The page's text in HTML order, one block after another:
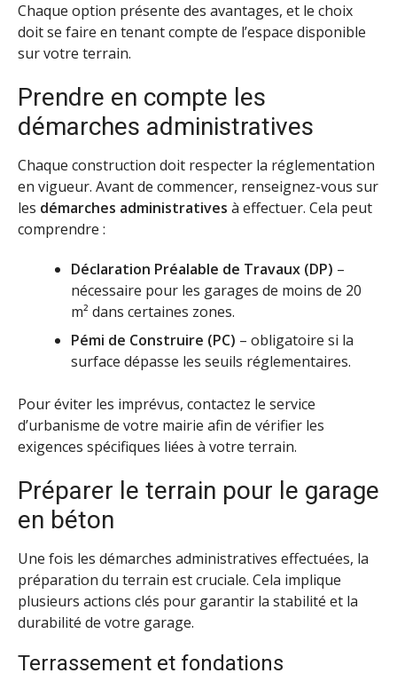
Chaque option présente des avantages, et le choix
doit se faire en tenant compte de l’espace disponible
sur votre terrain.
Prendre en compte les
démarches administratives
Chaque construction doit respecter la réglementation
en vigueur. Avant de commencer, renseignez-vous sur
les démarches administratives à effectuer. Cela peut
comprendre :
Déclaration Préalable de Travaux (DP) –
nécessaire pour les garages de moins de 20
m² dans certaines zones.
Pémi de Construire (PC) – obligatoire si la
surface dépasse les seuils réglementaires.
Pour éviter les imprévus, contactez le service
d’urbanisme de votre mairie afin de vérifier les
exigences spécifiques liées à votre terrain.
Préparer le terrain pour le garage
en béton
Une fois les démarches administratives effectuées, la
préparation du terrain est cruciale. Cela implique
plusieurs actions clés pour garantir la stabilité et la
durabilité de votre garage.
Terrassement et fondations